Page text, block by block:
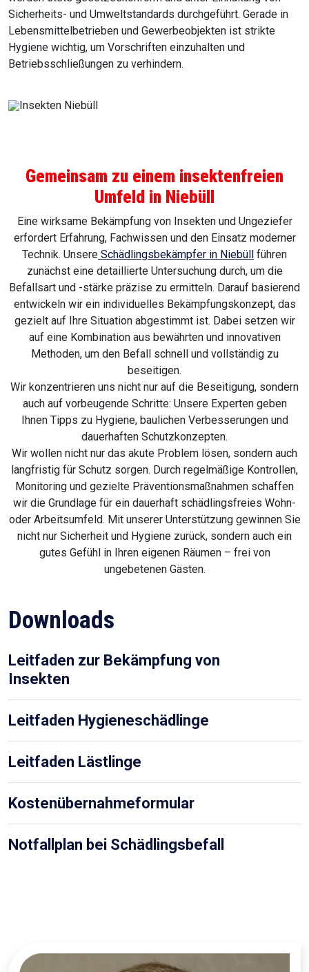
Sicherheits- und Umweltstandards durchgeführt. Gerade in
Lebensmittelbetrieben und Gewerbeobjekten ist strikte
Hygiene wichtig, um Vorschriften einzuhalten und
Betriebsschließungen zu verhindern.
Gemeinsam zu einem insektenfreien
Umfeld in Niebüll
Eine wirksame Bekämpfung von Insekten und Ungeziefer
erfordert Erfahrung, Fachwissen und den Einsatz moderner
Technik. Unsere Schädlingsbekämpfer in Niebüll
führen
zunächst eine detaillierte Untersuchung durch, um die
Befallsart und -stärke präzise zu ermitteln. Darauf basierend
entwickeln wir ein individuelles Bekämpfungskonzept, das
gezielt auf Ihre Situation abgestimmt ist. Dabei setzen wir
auf eine Kombination aus bewährten und innovativen
Methoden, um den Befall schnell und vollständig zu
beseitigen.
Wir konzentrieren uns nicht nur auf die Beseitigung, sondern
auch auf vorbeugende Schritte: Unsere Experten geben
Ihnen Tipps zu Hygiene, baulichen Verbesserungen und
dauerhaften Schutzkonzepten.
Wir wollen nicht nur das akute Problem lösen, sondern auch
langfristig für Schutz sorgen. Durch regelmäßige Kontrollen,
Monitoring und gezielte Präventionsmaßnahmen schaffen
wir die Grundlage für ein dauerhaft schädlingsfreies Wohn-
oder Arbeitsumfeld. Mit unserer Unterstützung gewinnen Sie
nicht nur Sicherheit und Hygiene zurück, sondern auch ein
gutes Gefühl in Ihren eigenen Räumen – frei von
ungebetenen Gästen.
Downloads
Leitfaden zur Bekämpfung von
Insekten
Leitfaden Hygieneschädlinge
Leitfaden Lästlinge
Kostenübernahmeformular
Notfallplan bei Schädlingsbefall